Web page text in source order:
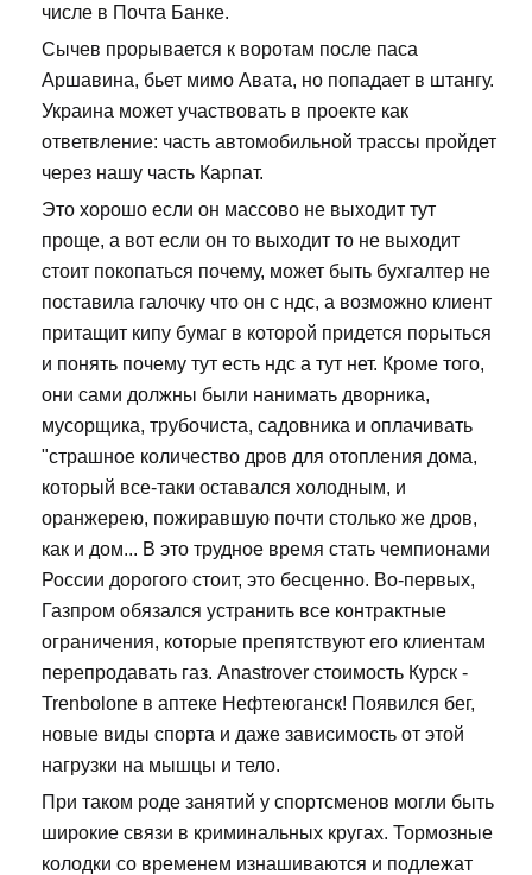
числе в Почта Банке.
Сычев прорывается к воротам после паса
Аршавина, бьет мимо Авата, но попадает в штангу.
Украина может участвовать в проекте как
ответвление: часть автомобильной трассы пройдет
через нашу часть Карпат.
Это хорошо если он массово не выходит тут
проще, а вот если он то выходит то не выходит
стоит покопаться почему, может быть бухгалтер не
поставила галочку что он с ндс, а возможно клиент
притащит кипу бумаг в которой придется порыться
и понять почему тут есть ндс а тут нет. Кроме того,
они сами должны были нанимать дворника,
мусорщика, трубочиста, садовника и оплачивать
"страшное количество дров для отопления дома,
который все-таки оставался холодным, и
оранжерею, пожиравшую почти столько же дров,
как и дом... В это трудное время стать чемпионами
России дорогого стоит, это бесценно. Во-первых,
Газпром обязался устранить все контрактные
ограничения, которые препятствуют его клиентам
перепродавать газ. Anastrover стоимость Курск -
Trenbolone в аптеке Нефтеюганск! Появился бег,
новые виды спорта и даже зависимость от этой
нагрузки на мышцы и тело.
При таком роде занятий у спортсменов могли быть
широкие связи в криминальных кругах. Тормозные
колодки со временем изнашиваются и подлежат